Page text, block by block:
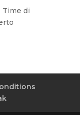
Time di